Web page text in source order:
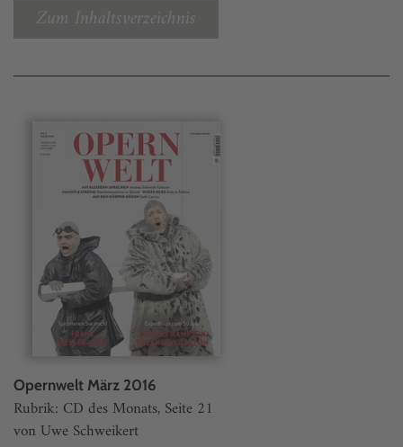
Zum Inhaltsverzeichnis
Opernwelt März 2016
Rubrik: CD des Monats, Seite 21
von Uwe Schweikert